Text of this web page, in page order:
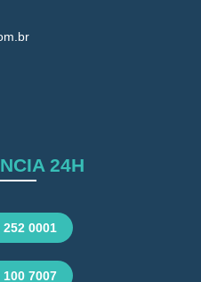
24H
252 0001
100 7007